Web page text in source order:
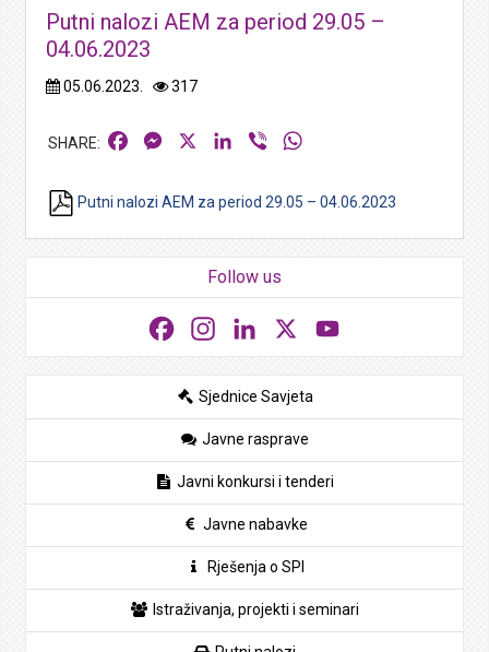
Putni nalozi AEM za period 29.05 –
04.06.2023
05.06.2023. 317
FacebookMessengerLinkedIn
Viber
Putni nalozi AEM za period 29.05 – 04.06.2023
Follow us
FacebookInstagramLinkedIn
Sjednice Savjeta
Javne rasprave
Javni konkursi i tenderi
Javne nabavke
Rješenja o SPI
Istraživanja, projekti i seminari